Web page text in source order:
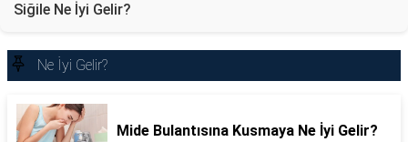
Siğile Ne İyi Gelir?
Ne İyi Gelir?
Mide Bulantısına Kusmaya Ne İyi Gelir?